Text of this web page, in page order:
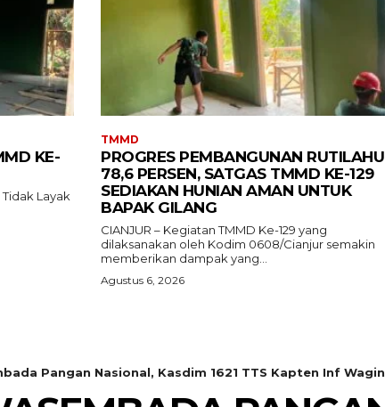
KE-
Tidak Layak
TMMD
PROGRES PEMBANGUNAN RUTILAHU
78,6 PERSEN, SATGAS TMMD KE-129
SEDIAKAN HUNIAN AMAN UNTUK
BAPAK GILANG
CIANJUR – Kegiatan TMMD Ke-129 yang
dilaksanakan oleh Kodim 0608/Cianjur semakin
memberikan dampak yang...
Agustus 6, 2026